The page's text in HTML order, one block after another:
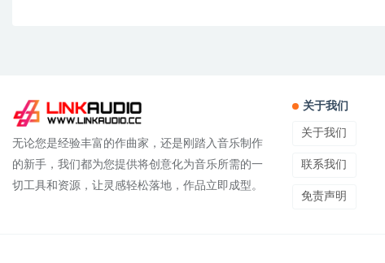
无论您是经验丰富的作曲家，还是刚踏入音乐制作
的新手，我们都为您提供将创意化为音乐所需的一
切工具和资源，让灵感轻松落地，作品立即成型。
关于我们
关于我们
联系我们
免责声明